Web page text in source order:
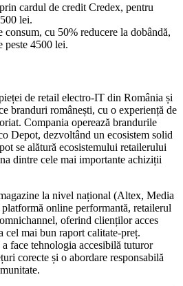
cardul de credit Credex, pentru
lei.
cu 50% reducere la dobândă,
peste 4500 lei.
de retail electro-IT din România și
branduri românești, cu o experiență de
Compania operează brandurile
Depot, dezvoltând un ecosistem solid
se alătură ecosistemului retailerului
dintre cele mai importante achiziții
la nivel național (Altex, Media
online performantă, retailerul
oferind clienților acces
cel mai bun raport calitate-preț.
face tehnologia accesibilă tuturor
corecte și o abordare responsabilă